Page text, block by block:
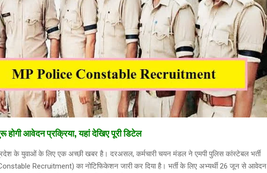
होगी आवेदन प्रक्रिया, यहां देखिए पूरी डिटेल
के युवाओं के लिए एक अच्छी खबर है। दरअसल, कर्मचारी चयन मंडल ने एमपी पुलिस कांस्टेबल भर्ती
Recruitment) का नोटिफिकेशन जारी कर दिया है। भर्ती के लिए अभ्यर्थी 26 जून से आवेदन